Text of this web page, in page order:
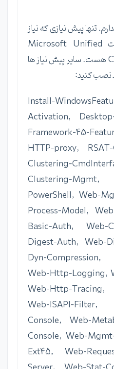
تنها پیش نیازی که نیاز
به دانلود کرردن هست Microsoft Unified
Communications API هست. سایر پیش نیاز ها
نصب کنید:
Install-
Activation,
Framework-45-
HTTP-proxy,
Clustering-
Clustering-Mgmt,
PowerShell, Web-
Process-Model,
Basic-Auth, Web-
Digest-Auth, Web-
Dyn-
Web-Http-Logging,
Web-Http-
Web-ISAPI-Filter,
Console, Web-
Console, Web-
Ext45, Web-